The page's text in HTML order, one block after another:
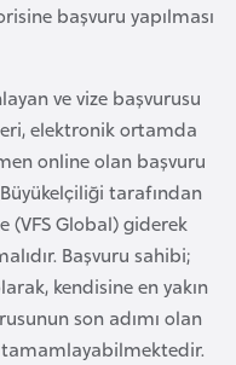
başvuru yapılması
ve vize başvurusu
elektronik ortamda
online olan başvuru
tarafından
(VFS Global) giderek
Başvuru sahibi;
kendisine en yakın
son adımı olan